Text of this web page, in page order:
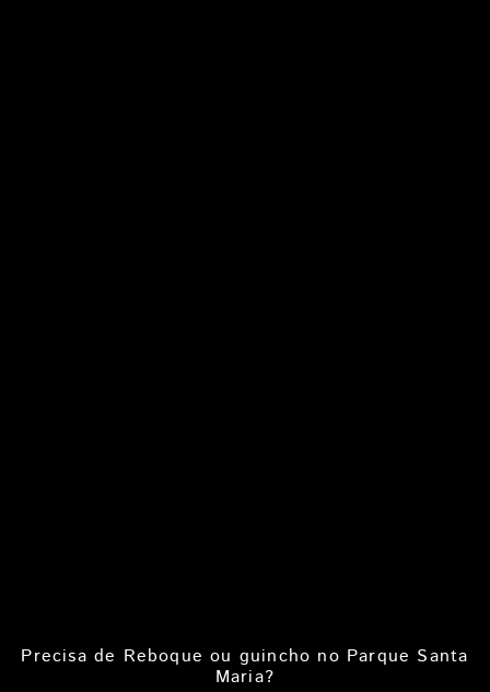
Precisa de Reboque ou guincho no Parque Santa
Maria?